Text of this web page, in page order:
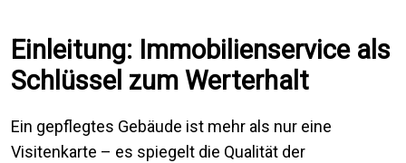
Einleitung: Immobilienservice als
Schlüssel zum Werterhalt
Ein gepflegtes Gebäude ist mehr als nur eine
Visitenkarte – es spiegelt die Qualität der